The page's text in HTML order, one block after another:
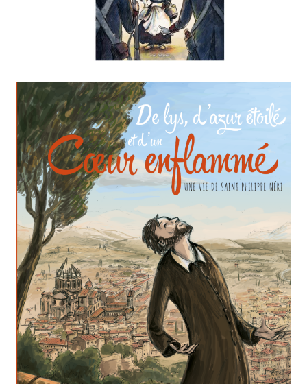
Dans les poches de Catinon
Détails cachés
Identification & psychologie
L’exergue
La BD
La couverture
Le titre
Les éditions « Cor ad Cor »
Les pages extrêmes
Mon compte